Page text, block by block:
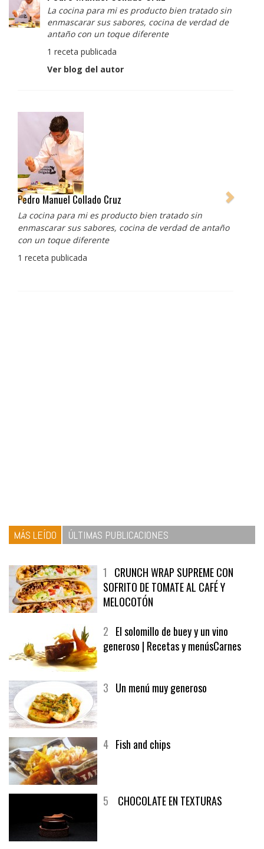
La cocina para mi es producto bien tratado sin
enmascarar sus sabores, cocina de verdad de
antaño con un toque diferente
1 receta publicada
Ver blog del autor
Pedro Manuel Collado Cruz
La cocina para mi es producto bien tratado sin
enmascarar sus sabores, cocina de verdad de antaño
con un toque diferente
1 receta publicada
MÁS LEÍDO ÚLTIMAS PUBLICACIONES
1 CRUNCH WRAP SUPREME CON
SOFRITO DE TOMATE AL CAFÉ Y
MELOCOTÓN
2 El solomillo de buey y un vino
generoso | Recetas y menúsCarnes
3 Un menú muy generoso
4 Fish and chips
5 CHOCOLATE EN TEXTURAS